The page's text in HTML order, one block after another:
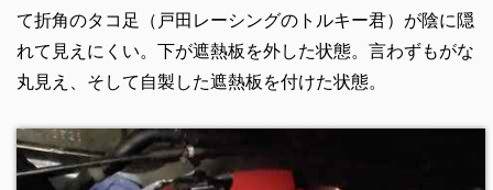
て折角のタコ足（戸田レーシングのトルキー君）が陰に隠
れて見えにくい。下が遮熱板を外した状態。言わずもがな
丸見え、そして自製した遮熱板を付けた状態。